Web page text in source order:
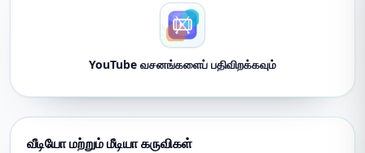
YouTube வசனங்களைப் பதிவிறக்கவும்
வீடியோ மற்றும் மீடியா கருவிகள்